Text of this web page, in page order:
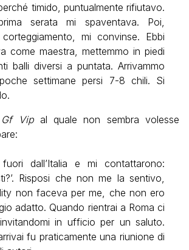
timido, puntualmente rifiutavo.
serata mi spaventava. Poi,
corteggiamento, mi convinse. Ebbi
come maestra, mettemmo in piedi
balli diversi a puntata. Arrivammo
settimane persi 7-8 chili. Si
Gf Vipal quale non sembra volesse
dall’Italia e mi contattarono:
Risposi che non me la sentivo,
non faceva per me, che non ero
adatto. Quando rientrai a Roma ci
in ufficio per un saluto.
fu praticamente una riunione di